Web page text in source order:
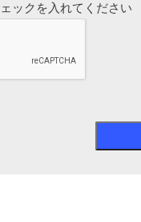
ックを入れてください